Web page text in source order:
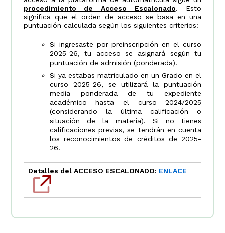
procedimiento de Acceso Escalonado. Esto
significa que el orden de acceso se basa en una
puntuación calculada según los siguientes criterios:
Si ingresaste por preinscripción en el curso
2025-26, tu acceso se asignará según tu
puntuación de admisión (ponderada).
Si ya estabas matriculado en un Grado en el
curso 2025-26, se utilizará la puntuación
media ponderada de tu expediente
académico hasta el curso 2024/2025
(considerando la última calificación o
situación de la materia). Si no tienes
calificaciones previas, se tendrán en cuenta
los reconocimientos de créditos de 2025-
26.
Detalles del ACCESO ESCALONADO: ENLACE